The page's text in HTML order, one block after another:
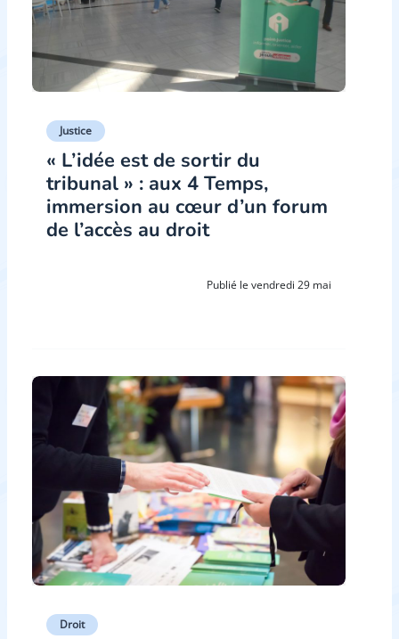
Justice
« L’idée est de sortir du
tribunal » : aux 4 Temps,
immersion au cœur d’un forum
de l’accès au droit
Publié le vendredi 29 mai
Droit